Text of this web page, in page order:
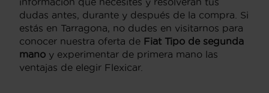
dudas antes, durante y después de la compra. Si
estás en Tarragona, no dudes en visitarnos para
conocer nuestra oferta de Fiat Tipo de segunda
mano y experimentar de primera mano las
ventajas de elegir Flexicar.